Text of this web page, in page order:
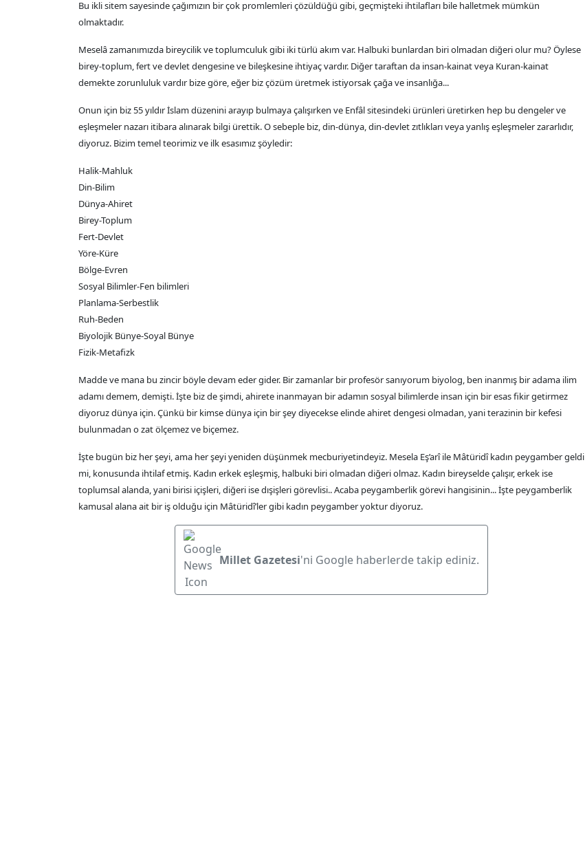
Bu ikli sitem sayesinde çağımızın bir çok promlemleri çözüldüğü gibi, geçmişteki ihtilafları bile halletmek mümkün
olmaktadır.
Meselâ zamanımızda bireycilik ve toplumculuk gibi iki türlü akım var. Halbuki bunlardan biri olmadan diğeri olur mu? Öylese
birey-toplum, fert ve devlet dengesine ve bileşkesine ihtiyaç vardır. Diğer taraftan da insan-kainat veya Kuran-kainat
demekte zorunluluk vardır bize göre, eğer biz çözüm üretmek istiyorsak çağa ve insanlığa...
Onun için biz 55 yıldır İslam düzenini arayıp bulmaya çalışırken ve Enfâl sitesindeki ürünleri üretirken hep bu dengeler ve
eşleşmeler nazarı itibara alınarak bilgi ürettik. O sebeple biz, din-dünya, din-devlet zıtlıkları veya yanlış eşleşmeler zararlıdır,
diyoruz. Bizim temel teorimiz ve ilk esasımız şöyledir:
Halik-Mahluk
Din-Bilim
Dünya-Ahiret
Birey-Toplum
Fert-Devlet
Yöre-Küre
Bölge-Evren
Sosyal Bilimler-Fen bilimleri
Planlama-Serbestlik
Ruh-Beden
Biyolojik Bünye-Soyal Bünye
Fizik-Metafizk
Madde ve mana bu zincir böyle devam eder gider. Bir zamanlar bir profesör sanıyorum biyolog, ben inanmış bir adama ilim
adamı demem, demişti. İşte biz de şimdi, ahirete inanmayan bir adamın sosyal bilimlerde insan için bir esas fikir getirmez
diyoruz dünya için. Çünkü bir kimse dünya için bir şey diyecekse elinde ahiret dengesi olmadan, yani terazinin bir kefesi
bulunmadan o zat ölçemez ve biçemez.
İşte bugün biz her şeyi, ama her şeyi yeniden düşünmek mecburiyetindeyiz. Mesela Eş’arî ile Mâtüridî kadın peygamber geldi
mi, konusunda ihtilaf etmiş. Kadın erkek eşleşmiş, halbuki biri olmadan diğeri olmaz. Kadın bireyselde çalışır, erkek ise
toplumsal alanda, yani birisi içişleri, diğeri ise dışişleri görevlisi.. Acaba peygamberlik görevi hangisinin... İşte peygamberlik
kamusal alana ait bir iş olduğu için Mâtüridî’ler gibi kadın peygamber yoktur diyoruz.
Millet Gazetesi'ni Google haberlerde takip ediniz.